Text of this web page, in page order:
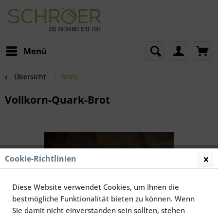
Menü
Übersicht Brote
Vollkorn-Quark-Brot
Cookie-Richtlinien
Diese Website verwendet Cookies, um Ihnen die
bestmögliche Funktionalität bieten zu können. Wenn
Sie damit nicht einverstanden sein sollten, stehen